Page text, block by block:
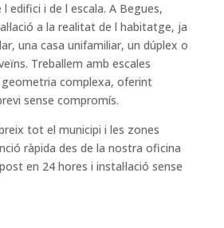
edifici i de l escala. A Begues,
a la realitat de l habitatge, ja
una casa unifamiliar, un dúplex o
Treballem amb escales
complexa, oferint
sense compromís.
tot el municipi i les zones
ràpida des de la nostra oficina
en 24 hores i instal·lació sense